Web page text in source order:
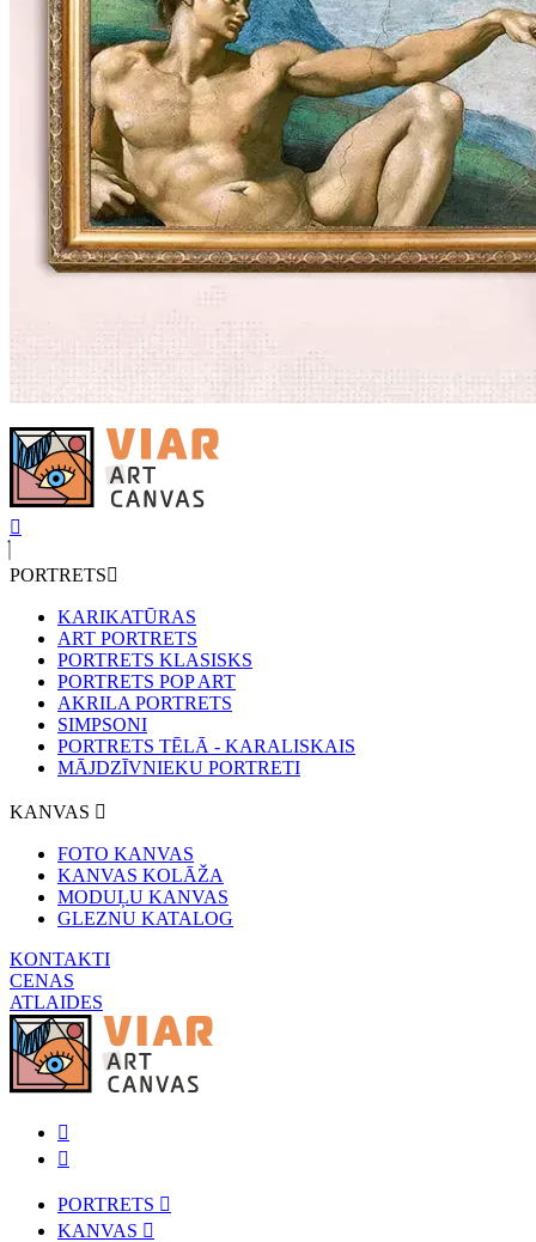
PORTRETS
KARIKATŪRAS
ART PORTRETS
PORTRETS KLASISKS
PORTRETS POP ART
AKRILA PORTRETS
SIMPSONI
PORTRETS TĒLĀ - KARALISKAIS
MĀJDZĪVNIEKU PORTRETI
KANVAS
FOTO KANVAS
KANVAS KOLĀŽA
MODUĻU KANVAS
GLEZNU KATALOG
KONTAKTI
CENAS
ATLAIDES
PORTRETS
KANVAS